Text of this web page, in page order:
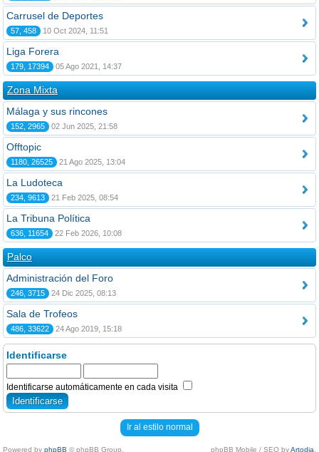
Carrusel de Deportes
57, 458 10 Oct 2024, 11:51
Liga Forera
179, 17394 05 Ago 2021, 14:37
Zona Mixta
Málaga y sus rincones
152, 2965 02 Jun 2025, 21:58
Offtopic
1180, 26525 21 Ago 2025, 13:04
La Ludoteca
234, 9613 21 Feb 2025, 08:54
La Tribuna Política
636, 11654 22 Feb 2026, 10:08
Palco
Administración del Foro
246, 3715 24 Dic 2025, 08:13
Sala de Trofeos
486, 33622 24 Ago 2019, 15:18
Identificarse
Identificarse automáticamente en cada visita
Ir al estilo normal
Powered by phpBB © phpBB Group. phpBB Mobile / SEO byArtodia